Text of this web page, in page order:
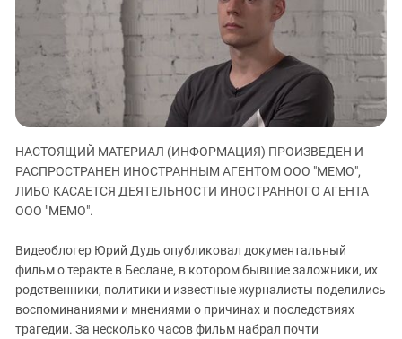
ЗАСТАВЛЯЕТ
КАВКАЗ ЗА ПАЛЕСТИНУ
ИНАКОМЫСЛИЕ В ЧЕЧНЕ
ПРЕСЛЕДОВАНИЕ АКТИВИСТОВ
МОБИЛИЗАЦИЯ И ПРОТЕСТЫ
Дагестан
Ингушетия
Кабардино-Балкария
Калмыкия
Карачаево-Черкесия
Краснодарский край
Российская Федерация
Северная Осетия - Алания
СКФО
НАСТОЯЩИЙ МАТЕРИАЛ (ИНФОРМАЦИЯ) ПРОИЗВЕДЕН И
РАСПРОСТРАНЕН ИНОСТРАННЫМ АГЕНТОМ ООО "МЕМО",
ЛИБО КАСАЕТСЯ ДЕЯТЕЛЬНОСТИ ИНОСТРАННОГО АГЕНТА
ООО "МЕМО".
Видеоблогер Юрий Дудь опубликовал документальный
фильм о теракте в Беслане, в котором бывшие заложники, их
родственники, политики и известные журналисты поделились
воспоминаниями и мнениями о причинах и последствиях
трагедии. За несколько часов фильм набрал почти